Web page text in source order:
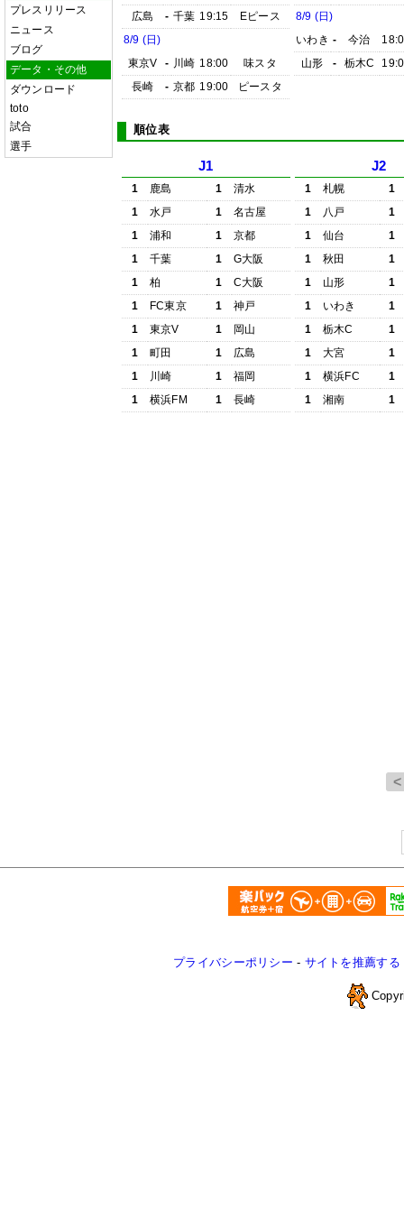
プレスリリース
ニュース
ブログ
データ・その他
ダウンロード
toto
試合
選手
広島
- 千葉 19:15
Eピース
8/9 (日)
東京V
- 川崎 18:00
味スタ
長崎
- 京都 19:00 ピースタ
8/9 (日)
いわき - 今治
山形
- 栃木C
順位表
J1
1 鹿島 1
清水
1
水戸 1
名古屋
1
浦和 1
京都
1
千葉 1
G大阪
1
柏 1
C大阪
1
FC東京 1
神戸
1
東京V 1
岡山
1
町田 1
広島
1
川崎 1
福岡
1
横浜FM 1 長崎
J2
1 札幌
1
1
八戸
1
1
仙台
1
1
秋田
1
1
山形
1
1
いわき
1
1
栃木C
1
1
大宮
1
1
横浜FC
1
1
湘南 1
プライバシーポリシー - サイトを推薦する